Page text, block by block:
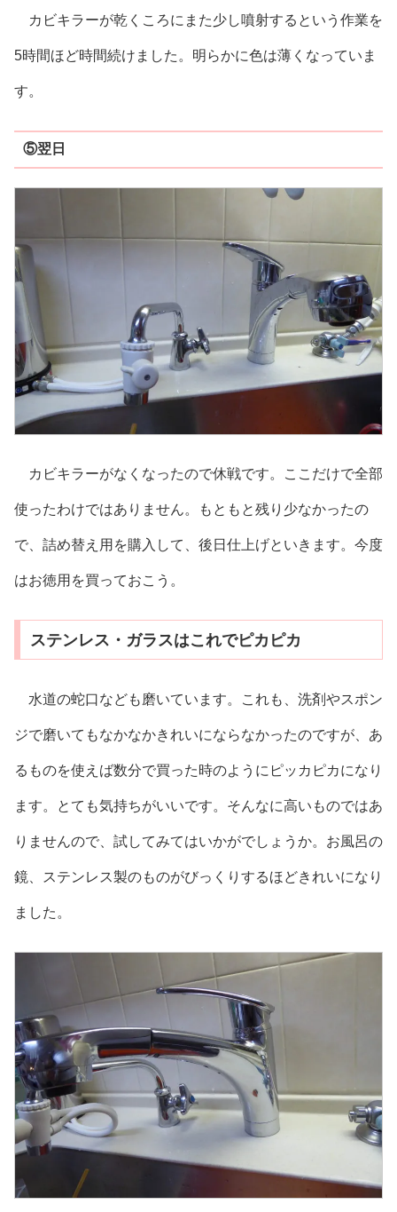
カビキラーが乾くころにまた少し噴射するという作業を
5時間ほど時間続けました。明らかに色は薄くなっていま
す。
⑤翌日
カビキラーがなくなったので休戦です。ここだけで全部
使ったわけではありません。もともと残り少なかったの
で、詰め替え用を購入して、後日仕上げといきます。今度
はお徳用を買っておこう。
ステンレス・ガラスはこれでピカピカ
水道の蛇口なども磨いています。これも、洗剤やスポン
ジで磨いてもなかなかきれいにならなかったのですが、あ
るものを使えば数分で買った時のようにピッカピカになり
ます。とても気持ちがいいです。そんなに高いものではあ
りませんので、試してみてはいかがでしょうか。お風呂の
鏡、ステンレス製のものがびっくりするほどきれいになり
ました。